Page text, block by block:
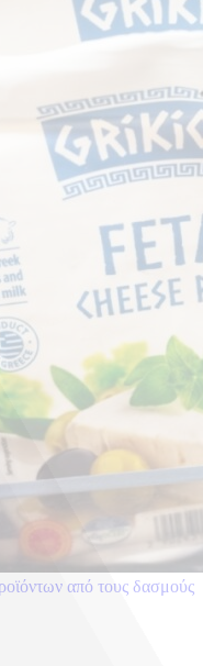
από τους δασμούς